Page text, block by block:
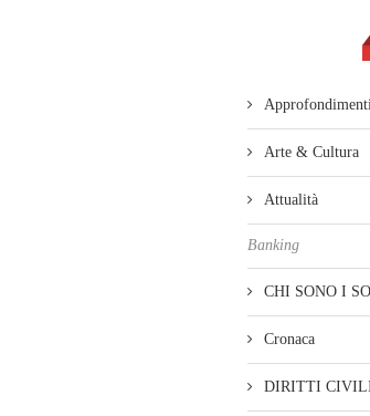
Arte & Cultura
Attualità
Banking
CHI SONO I
Cronaca
DIRITTI